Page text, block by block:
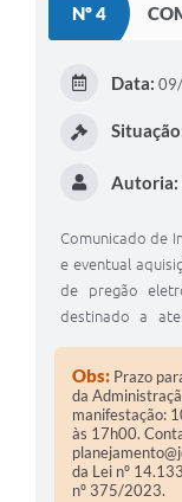
Nº 4
Data:
Autoria:
Comunicado de
e eventual
de pregão
destinado a
Obs: Prazo
da
manifestação:
às 17h00.
da Lei nº
nº 375/2023.